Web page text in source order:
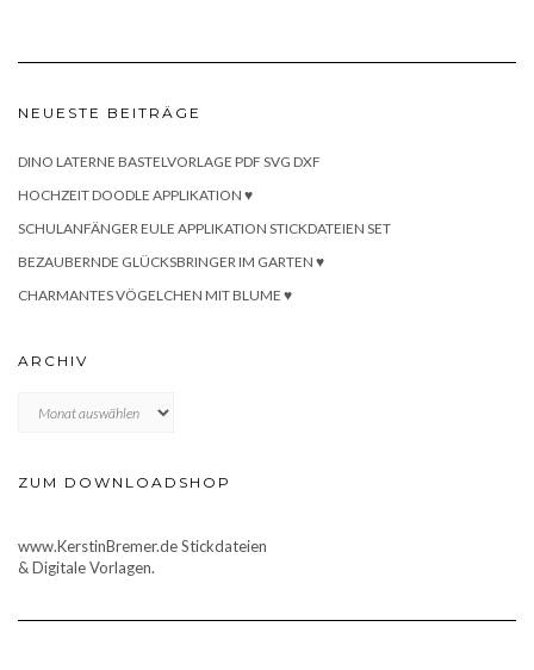
NEUESTE BEITRÄGE
DINO LATERNE BASTELVORLAGE PDF SVG DXF
HOCHZEIT DOODLE APPLIKATION ♥
SCHULANFÄNGER EULE APPLIKATION STICKDATEIEN SET
BEZAUBERNDE GLÜCKSBRINGER IM GARTEN ♥
CHARMANTES VÖGELCHEN MIT BLUME ♥
ARCHIV
ZUM DOWNLOADSHOP
www.KerstinBremer.de Stickdateien
& Digitale Vorlagen.